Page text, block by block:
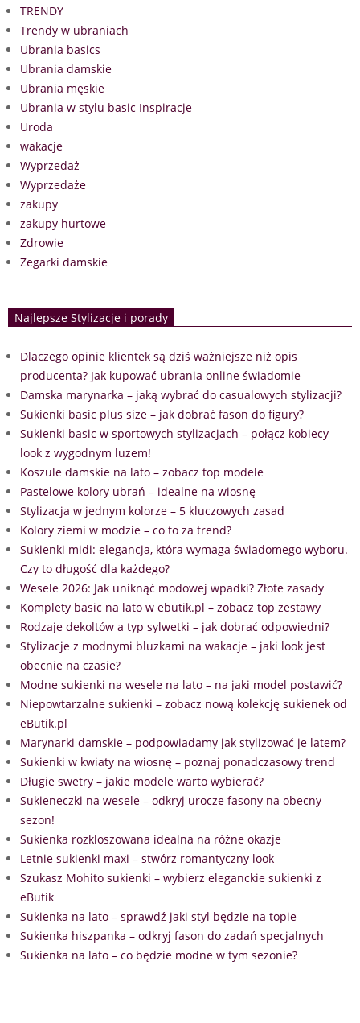
TRENDY
Trendy w ubraniach
Ubrania basics
Ubrania damskie
Ubrania męskie
Ubrania w stylu basic Inspiracje
Uroda
wakacje
Wyprzedaż
Wyprzedaże
zakupy
zakupy hurtowe
Zdrowie
Zegarki damskie
Najlepsze Stylizacje i porady
Dlaczego opinie klientek są dziś ważniejsze niż opis
producenta? Jak kupować ubrania online świadomie
Damska marynarka – jaką wybrać do casualowych stylizacji?
Sukienki basic plus size – jak dobrać fason do figury?
Sukienki basic w sportowych stylizacjach – połącz kobiecy
look z wygodnym luzem!
Koszule damskie na lato – zobacz top modele
Pastelowe kolory ubrań – idealne na wiosnę
Stylizacja w jednym kolorze – 5 kluczowych zasad
Kolory ziemi w modzie – co to za trend?
Sukienki midi: elegancja, która wymaga świadomego wyboru.
Czy to długość dla każdego?
Wesele 2026: Jak uniknąć modowej wpadki? Złote zasady
Komplety basic na lato w ebutik.pl – zobacz top zestawy
Rodzaje dekoltów a typ sylwetki – jak dobrać odpowiedni?
Stylizacje z modnymi bluzkami na wakacje – jaki look jest
obecnie na czasie?
Modne sukienki na wesele na lato – na jaki model postawić?
Niepowtarzalne sukienki – zobacz nową kolekcję sukienek od
eButik.pl
Marynarki damskie – podpowiadamy jak stylizować je latem?
Sukienki w kwiaty na wiosnę – poznaj ponadczasowy trend
Długie swetry – jakie modele warto wybierać?
Sukieneczki na wesele – odkryj urocze fasony na obecny
sezon!
Sukienka rozkloszowana idealna na różne okazje
Letnie sukienki maxi – stwórz romantyczny look
Szukasz Mohito sukienki – wybierz eleganckie sukienki z
eButik
Sukienka na lato – sprawdź jaki styl będzie na topie
Sukienka hiszpanka – odkryj fason do zadań specjalnych
Sukienka na lato – co będzie modne w tym sezonie?